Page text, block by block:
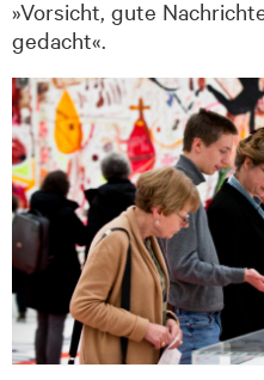
»Vorsicht, gute
gedacht«.